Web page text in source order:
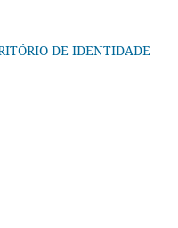
DE IDENTIDADE